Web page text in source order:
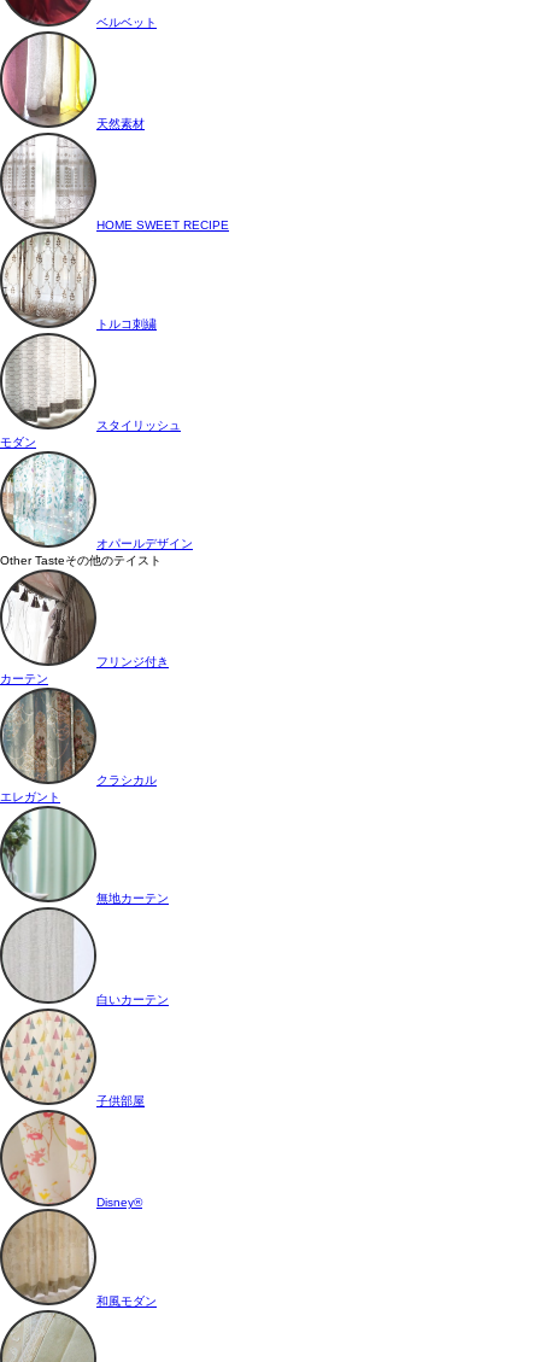
ベルベット
天然素材
HOME SWEET RECIPE
トルコ刺繍
スタイリッシュ
モダン
オパールデザイン
Other Tasteその他のテイスト
フリンジ付き
カーテン
クラシカル
エレガント
無地カーテン
白いカーテン
子供部屋
Disney®
和風モダン